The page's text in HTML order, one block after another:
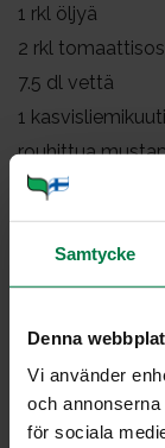
Samtycke
Denna
Vi använder
och
för sociala
1 rkl öljyä
2 rkl
7.5 dl vettä
1
rouhittua
tlk
tuoretta,
Huuhtele
sipulit. Lohko
Kuumenna
ja porkkana.
sekoitellen.